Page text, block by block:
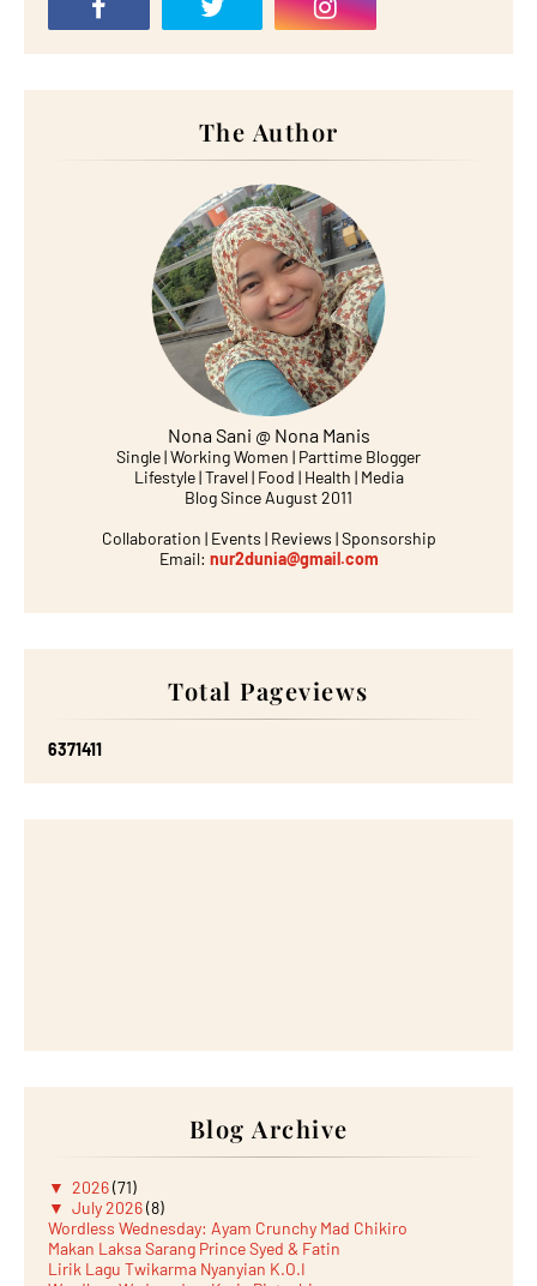
The Author
Nona Sani @ Nona Manis
Single | Working Women | Parttime Blogger
Lifestyle | Travel | Food | Health | Media
Blog Since August 2011
Collaboration | Events | Reviews | Sponsorship
Email: nur2dunia@gmail.com
Total Pageviews
6371411
Blog Archive
▼ 2026(71)
▼ July 2026(8)
Wordless Wednesday: Ayam Crunchy Mad Chikiro
Makan Laksa Sarang Prince Syed & Fatin
Lirik Lagu Twikarma Nyanyian K.O.I